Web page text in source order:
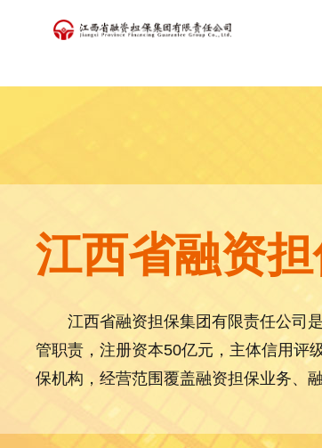
江西省融资
江西省融资担保集团有限责任公司
管职责，注册资本50亿元，主体信用评
保机构，经营范围覆盖融资担保业务、